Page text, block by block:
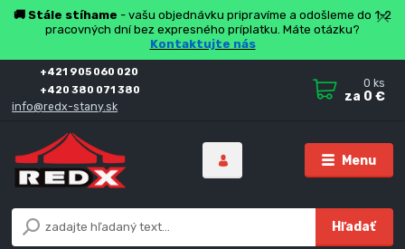
🚚 Stále stíhame - vašu objednávku pripravíme a odošleme do 1-2
pracovných dní bez expresného príplatku. Máte otázku?
Kontaktujte nás
Menu
Hľadať
+421 905 060 020
+420 380 071 380
info@redx-stany.sk
0 ks
za 0 €